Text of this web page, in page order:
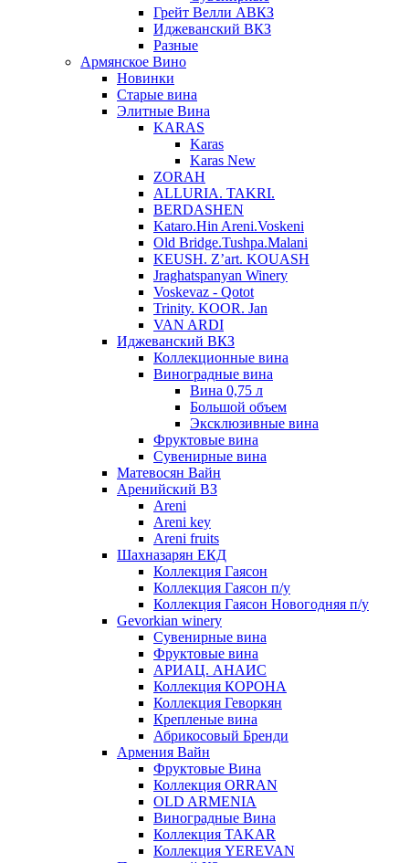
Грейт Велли АВКЗ
Иджеванский ВКЗ
Разные
Армянское Вино
Новинки
Старые вина
Элитные Вина
KARAS
Karas
Karas New
ZORAH
ALLURIA. TAKRI.
BERDASHEN
Kataro.Hin Areni.Voskeni
Old Bridge.Tushpa.Malani
KEUSH. Z’art. KOUASH
Jraghatspanyan Winery
Voskevaz - Qotot
Trinity. KOOR. Jan
VAN ARDI
Иджеванский ВКЗ
Коллекционные вина
Виноградные вина
Вина 0,75 л
Большой объем
Эксклюзивные вина
Фруктовые вина
Cувенирные вина
Матевосян Вайн
Аренийский ВЗ
Areni
Areni key
Areni fruits
Шахназарян ЕКД
Коллекция Гаясон
Коллекция Гаясон п/у
Коллекция Гаясон Новогодняя п/у
Gevorkian winery
Сувенирные вина
Фруктовые вина
АРИАЦ. АНАИС
Коллекция КОРОНА
Коллекция Геворкян
Крепленые вина
Абрикосовый Бренди
Армения Вайн
Фруктовые Вина
Коллекция ORRAN
OLD ARMENIA
Виноградные Вина
Коллекция TAKAR
Коллекция YEREVAN